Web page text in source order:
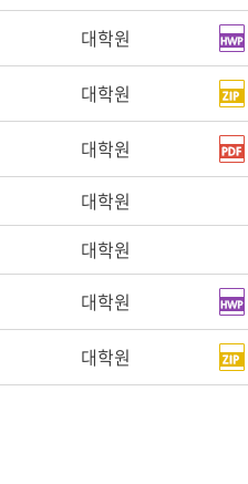
대학원
대학원
대학원
대학원
대학원
대학원
대학원